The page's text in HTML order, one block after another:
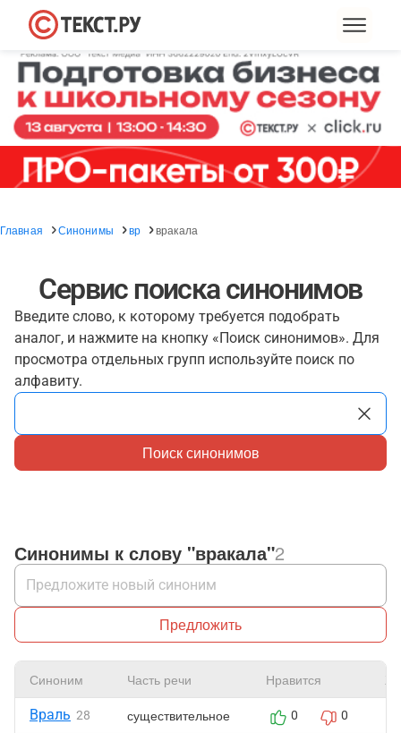
Главная Синонимы вр вракала
Сервис поиска синонимов
Введите слово, к которому требуется подобрать
аналог, и нажмите на кнопку «Поиск синонимов». Для
просмотра отдельных групп используйте поиск по
алфавиту.
Поиск синонимов
Синонимы к слову "вракала"2
Предложить
Синоним Часть речи Нравится
Враль 28 существительное 0 0